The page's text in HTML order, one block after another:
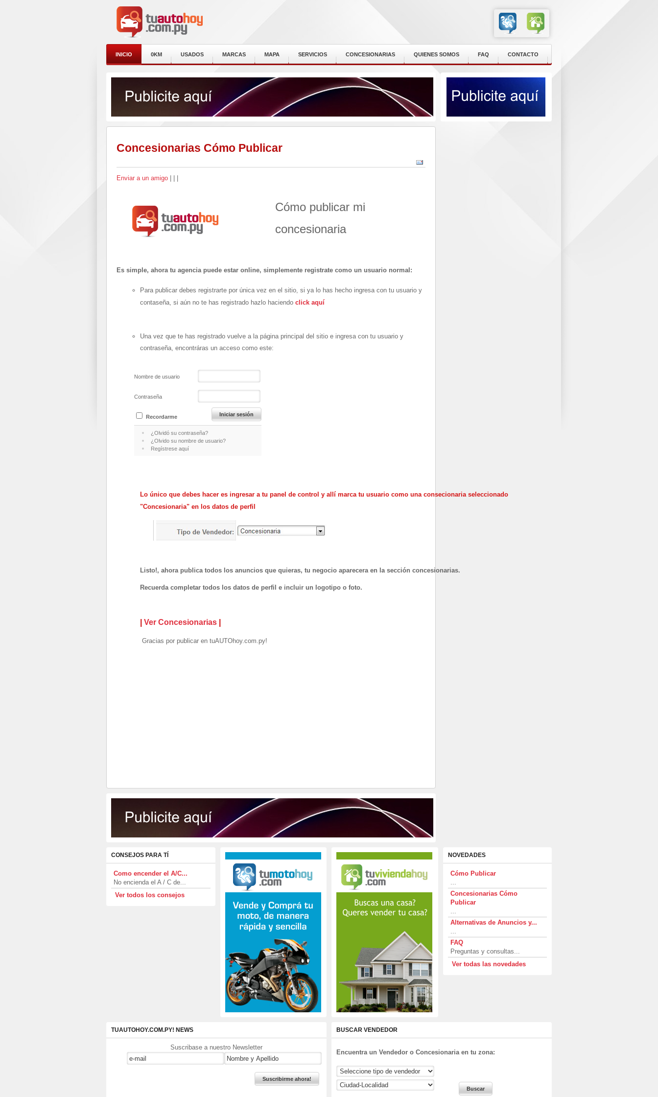
INICIO 0KM USADOS MARCAS MAPA SERVICIOS CONCESIONARIAS QUIENES SOMOS FAQ CONTACTO
Concesionarias Cómo Publicar
Enviar a un amigo
Cómo publicar mi
concesionaria
Es simple, ahora tu agencia puede estar online, simplemente registrate como un usuario normal:
Para publicar debes registrarte por única vez en el sitio, si ya lo has hecho ingresa con tu usuario y
contaseña, si aún no te has registrado hazlo haciendo click aquí
Una vez que te has registrado vuelve a la página principal del sitio e ingresa con tu usuario y
contraseña, encontráras un acceso como este:
Nombre de usuario
Contraseña
Recordarme
¿Olvidó su contraseña?
¿Olvido su nombre de usuario?
Regístrese aquí
Lo único que debes hacer es ingresar a tu panel de control y allí marca tu usuario como una consecionaria seleccionado
"Concesionaria" en los datos de perfil
Listo!, ahora publica todos los anuncios que quieras, tu negocio aparecera en la sección concesionarias.
Recuerda completar todos los datos de perfil e incluir un logotipo o foto.
Ver Concesionarias
Gracias por publicar en tuAUTOhoy.com.py!
CONSEJOS PARA TÍ
Como encender el A/C...
No encienda el A / C de...
Ver todos los consejos
NOVEDADES
Cómo Publicar
...
Concesionarias Cómo
Publicar
...
Alternativas de Anuncios y...
...
FAQ
Preguntas y consultas...
Ver todas las novedades
TUAUTOHOY.COM.PY! NEWS
Suscribase a nuestro Newsletter
BUSCAR VENDEDOR
Encuentra un Vendedor o Concesionaria en tu zona: